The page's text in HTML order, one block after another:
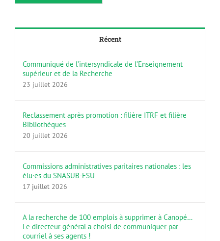
Récent
Communiqué de l’intersyndicale de l’Enseignement
supérieur et de la Recherche
23 juillet 2026
Reclassement après promotion : filière ITRF et filière
Bibliothèques
20 juillet 2026
Commissions administratives paritaires nationales : les
élu·es du SNASUB-FSU
17 juillet 2026
A la recherche de 100 emplois à supprimer à Canopé…
Le directeur général a choisi de communiquer par
courriel à ses agents !